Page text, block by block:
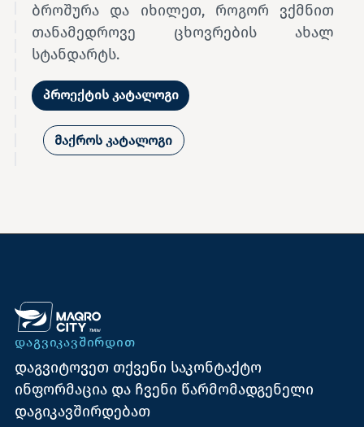
ბროშურა და იხილეთ, როგორ ვქმნით
თანამედროვე ცხოვრების ახალ
სტანდარტს.
პროექტის კატალოგი
მაქროს კატალოგი
ᲓᲐᲒᲕᲘᲙᲐᲕᲨᲘᲠᲓᲘᲗ
დაგვიტოვეთ თქვენი საკონტაქტო
ინფორმაცია და ჩვენი წარმომადგენელი
დაგიკავშირდებათ